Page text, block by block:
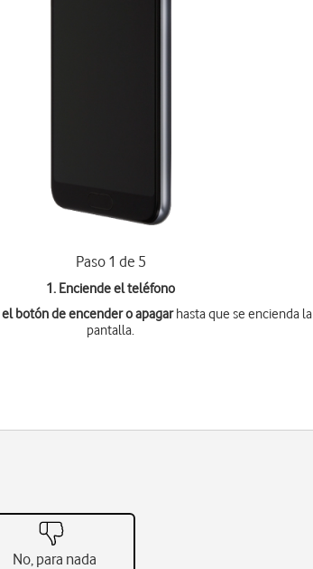
Paso 1 de 5
1. Enciende el teléfono
el botón de encender o apagarhasta que se encienda la
pantalla.
No, para nada